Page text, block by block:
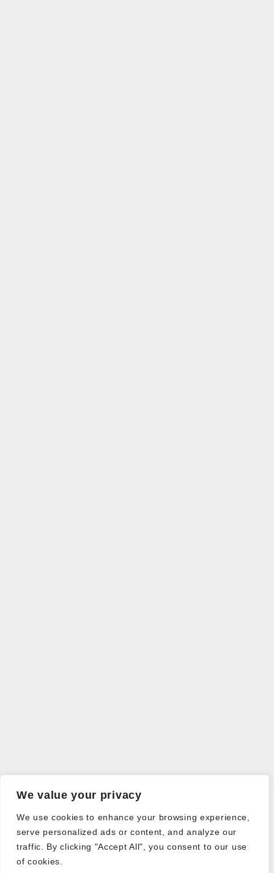
We value your privacy
We use cookies to enhance your browsing experience,
serve personalized ads or content, and analyze our
traffic. By clicking "Accept All", you consent to our use
of cookies.